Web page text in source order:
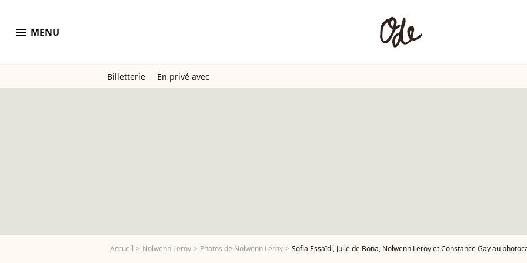
menu MENU
Billetterie En privé avec
Accueil Nolwenn Leroy Photos de Nolwenn Leroy Sofia Essaïdi, Julie de Bona, Nolwenn Leroy et Constance Gay au photocall de la première de la série The Audacity lors du festival Series